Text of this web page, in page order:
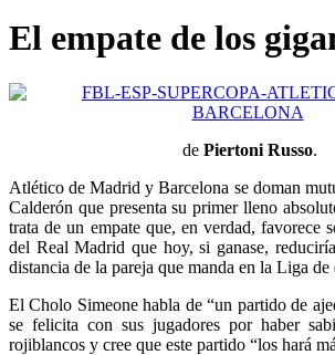
El empate de los
de Piertoni Russo.
Atlético de Madrid y Barcelona se doman
Calderón que presenta su primer lleno
trata de un empate que, en verdad, favorece
del Real Madrid que hoy, si ganase,
distancia de la pareja que manda en la Liga de
El Cholo Simeone habla de “un partido de
se felicita con sus jugadores por haber
rojiblancos y cree que este partido “los hará